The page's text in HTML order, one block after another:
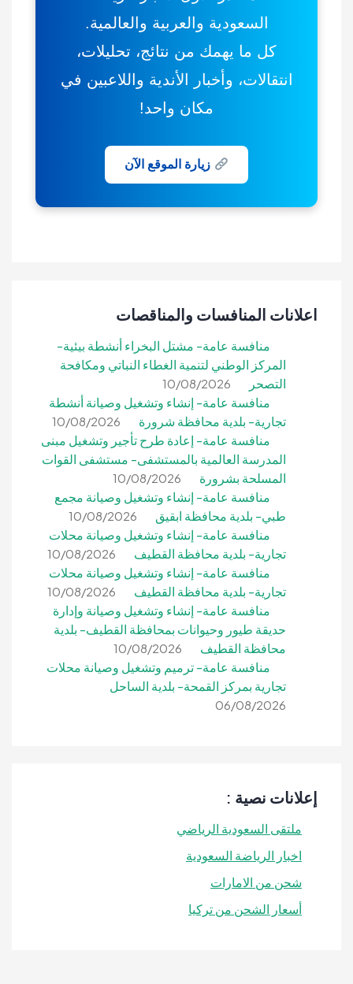
السعودية والعربية والعالمية.
كل ما يهمك من نتائج، تحليلات،
انتقالات، وأخبار الأندية واللاعبين في
مكان واحد!
زيارة الموقع الآن
اعلانات المنافسات والمناقصات
منافسة عامة- مشتل البخراء أنشطة بيئية-
المركز الوطني لتنمية الغطاء النباتي ومكافحة
التصحر
10/08/2026
منافسة عامة- إنشاء وتشغيل وصيانة أنشطة
تجارية- بلدية محافظة شرورة
10/08/2026
منافسة عامة- إعادة طرح تأجير وتشغيل مبنى
المدرسة العالمية بالمستشفى- مستشفى القوات
المسلحة بشرورة
10/08/2026
منافسة عامة- إنشاء وتشغيل وصيانة مجمع
طبي- بلدية محافظة ابقيق
10/08/2026
منافسة عامة- إنشاء وتشغيل وصيانة محلات
تجارية- بلدية محافظة القطيف
10/08/2026
منافسة عامة- إنشاء وتشغيل وصيانة محلات
تجارية- بلدية محافظة القطيف
10/08/2026
منافسة عامة- إنشاء وتشغيل وصيانة وإدارة
حديقة طيور وحيوانات بمحافظة القطيف- بلدية
محافظة القطيف
10/08/2026
منافسة عامة- ترميم وتشغيل وصيانة محلات
تجارية بمركز القمحة- بلدية الساحل
06/08/2026
إعلانات نصية :
ملتقى السعودية الرياضي
اخبار الرياضة السعودية
شحن من الامارات
أسعار الشحن من تركيا